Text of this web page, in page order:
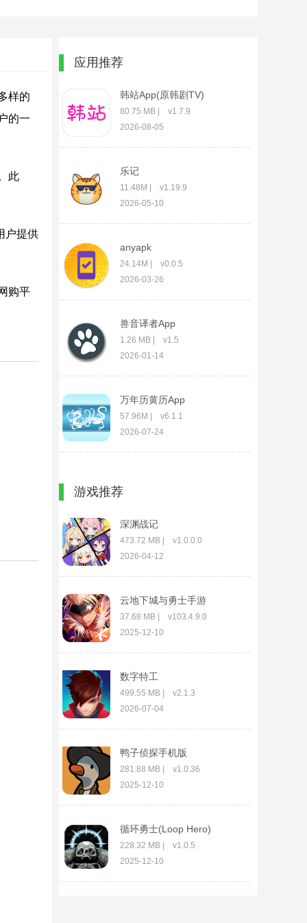
样的
的一
此
户提供
购平
应用推荐
韩站App(原韩剧TV)
80.75 MB | v1.7.9
2026-08-05
乐记
11.48M | v1.19.9
2026-05-10
anyapk
24.14M | v0.0.5
2026-03-26
兽音译者App
1.26 MB | v1.5
2026-01-14
万年历黄历App
57.96M | v6.1.1
2026-07-24
32.33 MB | v2.3.6
游戏推荐
深渊战记
473.72 MB | v1.0.0.0
2026-04-12
云地下城与勇士手游
37.68 MB | v103.4.9.0
2025-12-10
数字特工
499.55 MB | v2.1.3
2026-07-04
鸭子侦探手机版
281.88 MB | v1.0.36
2025-12-10
循环勇士(Loop Hero)
228.32 MB | v1.0.5
2025-12-10